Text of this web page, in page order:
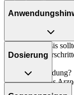
Die Gesamtdosis
Apotheker
Art der Anwendung?
Nehmen Sie das
Dosierung